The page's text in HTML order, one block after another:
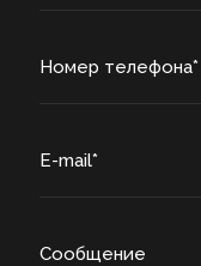
Номер телефона
E-mail
Сообщение